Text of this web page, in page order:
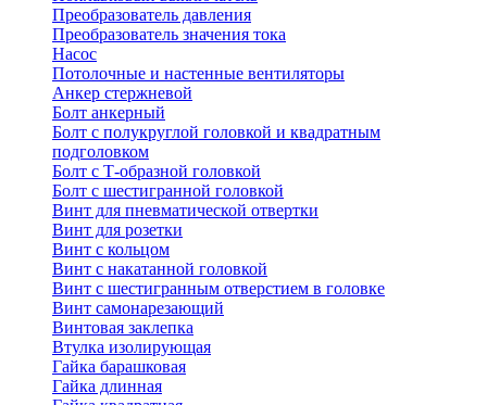
Преобразователь давления
Преобразователь значения тока
Насос
Потолочные и настенные вентиляторы
Анкер стержневой
Болт анкерный
Болт с полукруглой головкой и квадратным
подголовком
Болт с Т-образной головкой
Болт с шестигранной головкой
Винт для пневматической отвертки
Винт для розетки
Винт с кольцом
Винт с накатанной головкой
Винт с шестигранным отверстием в головке
Винт самонарезающий
Винтовая заклепка
Втулка изолирующая
Гайка барашковая
Гайка длинная